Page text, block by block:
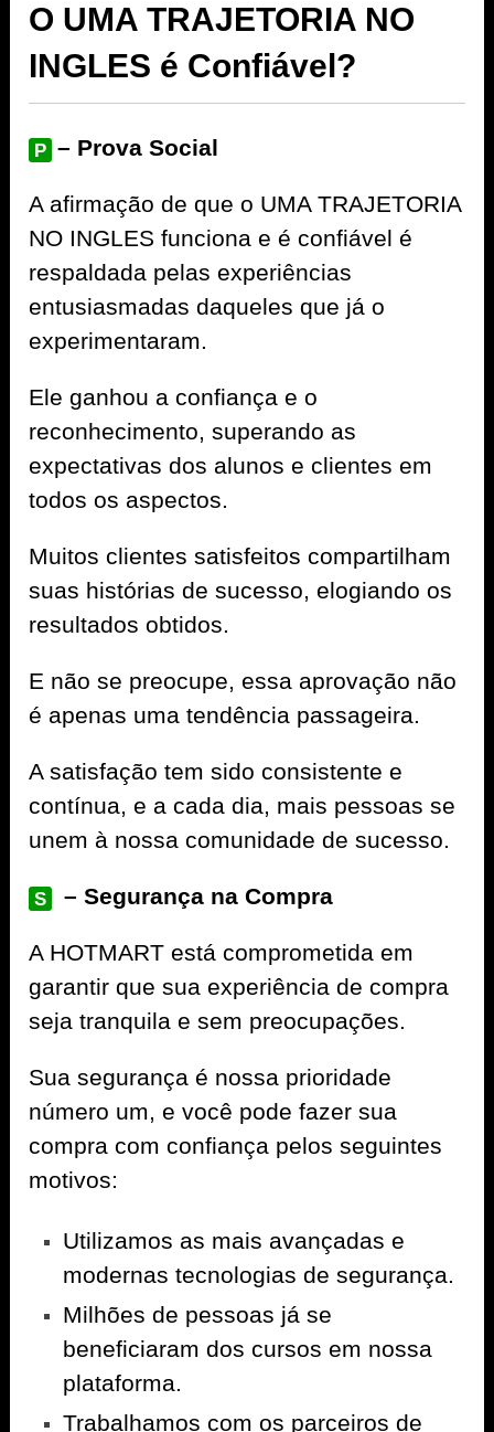
O UMA TRAJETORIA NO
INGLES é Confiável?
P – Prova Social
A afirmação de que o UMA TRAJETORIA
NO INGLES funciona e é confiável é
respaldada pelas experiências
entusiasmadas daqueles que já o
experimentaram.
Ele ganhou a confiança e o
reconhecimento, superando as
expectativas dos alunos e clientes em
todos os aspectos.
Muitos clientes satisfeitos compartilham
suas histórias de sucesso, elogiando os
resultados obtidos.
E não se preocupe, essa aprovação não
é apenas uma tendência passageira.
A satisfação tem sido consistente e
contínua, e a cada dia, mais pessoas se
unem à nossa comunidade de sucesso.
S – Segurança na Compra
A HOTMART está comprometida em
garantir que sua experiência de compra
seja tranquila e sem preocupações.
Sua segurança é nossa prioridade
número um, e você pode fazer sua
compra com confiança pelos seguintes
motivos:
Utilizamos as mais avançadas e
modernas tecnologias de segurança.
Milhões de pessoas já se
beneficiaram dos cursos em nossa
plataforma.
Trabalhamos com os parceiros de